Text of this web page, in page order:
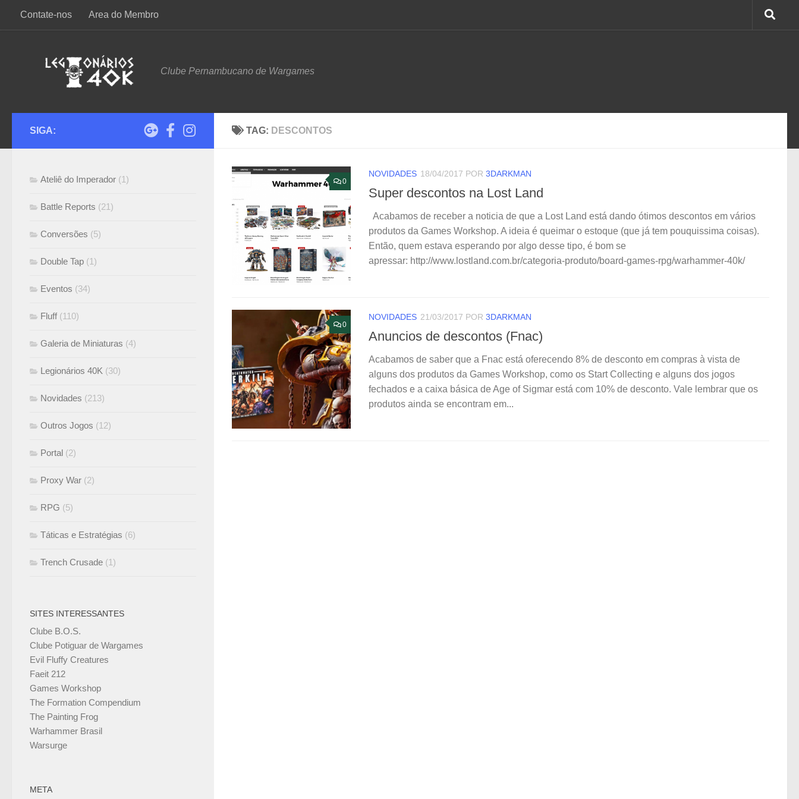
Skip to content
Contate-nos Area do Membro
Clube Pernambucano de Wargames
TAG: DESCONTOS
0
NOVIDADES 18/04/2017 POR 3DARKMAN
Super descontos na Lost Land
Acabamos de receber a noticia de que a Lost Land está dando ótimos descontos em vários
produtos da Games Workshop. A ideia é queimar o estoque (que já tem pouquissima coisas).
Então, quem estava esperando por algo desse tipo, é bom se
apressar: http://www.lostland.com.br/categoria-produto/board-games-rpg/warhammer-40k/
0
NOVIDADES 21/03/2017 POR 3DARKMAN
Anuncios de descontos (Fnac)
Acabamos de saber que a Fnac está oferecendo 8% de desconto em compras à vista de
alguns dos produtos da Games Workshop, como os Start Collecting e alguns dos jogos
fechados e a caixa básica de Age of Sigmar está com 10% de desconto. Vale lembrar que os
produtos ainda se encontram em...
SIGA:
Ateliê do Imperador (1)
Battle Reports (21)
Conversões (5)
Double Tap (1)
Eventos (34)
Fluff (110)
Galeria de Miniaturas (4)
Legionários 40K (30)
Novidades (213)
Outros Jogos (12)
Portal (2)
Proxy War (2)
RPG (5)
Táticas e Estratégias (6)
Trench Crusade (1)
SITES INTERESSANTES
Clube B.O.S.
Clube Potiguar de Wargames
Evil Fluffy Creatures
Faeit 212
Games Workshop
The Formation Compendium
The Painting Frog
Warhammer Brasil
Warsurge
META